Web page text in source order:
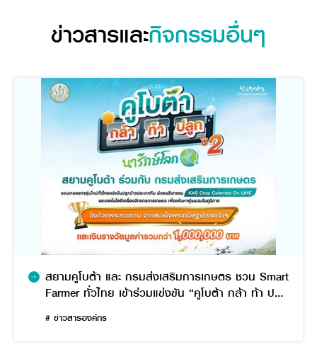
ข่าวสารและกิจกรรมอื่นๆ
สยามคูโบต้า และ กรมส่งเสริมการเกษตร ชวน Smart
Farmer ทั่วไทย เข้าร่วมแข่งขัน “คูโบต้า กล้า ท้า ปลูก
# ข่าวสารองค์กร